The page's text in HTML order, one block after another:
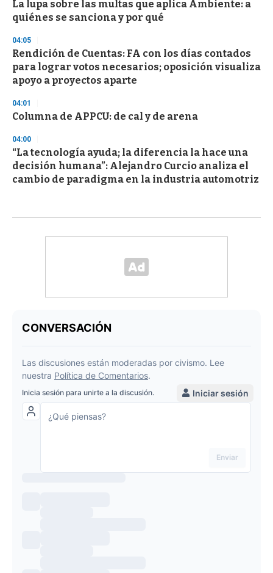
La lupa sobre las multas que aplica Ambiente: a
quiénes se sanciona y por qué
04:05
Rendición de Cuentas: FA con los días contados
para lograr votos necesarios; oposición visualiza
apoyo a proyectos aparte
04:01
Columna de APPCU: de cal y de arena
04:00
“La tecnología ayuda; la diferencia la hace una
decisión humana”: Alejandro Curcio analiza el
cambio de paradigma en la industria automotriz